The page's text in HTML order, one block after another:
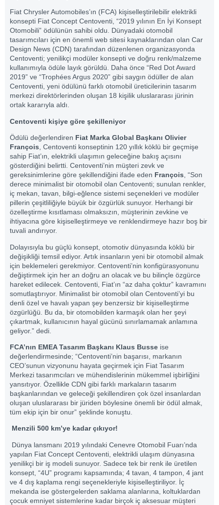
Fiat Chrysler Automobiles’ın (FCA) kişiselleştirilebilir elektrikli
konsepti Fiat Concept Centoventi, “2019 yılının En İyi Konsept
Otomobili” ödülünün sahibi oldu. Dünyadaki otomobil
tasarımcıları için en önemli web sitesi kaynaklarından olan Car
Design News (CDN) tarafından düzenlenen organizasyonda
Centoventi; yenilikçi modüler konsepti ve doğru renk/malzeme
kullanımıyla ödüle layık görüldü. Daha önce “Red Dot Award
2019” ve “Trophées Argus 2020” gibi saygın ödüller de alan
Centoventi, yeni ödülünü farklı otomobil üreticilerinin tasarım
merkezi direktörlerinden oluşan 18 kişilik uluslararası jürinin
ortak kararıyla aldı.
Centoventi kişiye göre şekilleniyor
Ödülü değerlendiren Fiat Marka Global Başkanı Olivier
François , Centoventi konseptinin 120 yıllık köklü bir geçmişe
sahip Fiat’ın, elektrikli ulaşımın geleceğine bakış açısını
gösterdiğini belirtti. Centoventi’nin müşteri zevk ve
gereksinimlerine göre şekillendiğini ifade eden François , “Son
derece minimalist bir otomobil olan Centoventi; sunulan renkler,
iç mekan, tavan, bilgi-eğlence sistemi seçenekleri ve modüler
pillerin çeşitliliğiyle büyük bir özgürlük sunuyor. Herhangi bir
özelleştirme kısıtlaması olmaksızın, müşterinin zevkine ve
ihtiyacına göre kişiselleştirmeye ve renklendirmeye hazır boş bir
tuvali andırıyor.
Dolayısıyla bu güçlü konsept, otomotiv dünyasında köklü bir
değişikliği temsil ediyor. Artık insanların yeni bir otomobil almak
için beklemeleri gerekmiyor. Centoventi’nin konfigürasyonunu
değiştirmek için her an doğru an olacak ve bu bilinçle özgürce
hareket edilecek. Centoventi, Fiat’ın “az daha çoktur” kavramını
somutlaştırıyor. Minimalist bir otomobil olan Centoventi’yi bu
denli özel ve havalı yapan şey benzersiz bir kişiselleştirme
özgürlüğü. Bu da, bir otomobilden karmaşık olan her şeyi
çıkartmak, kullanıcının hayal gücünü sınırlamamak anlamına
geliyor.” dedi.
FCA’nın EMEA Tasarım Başkanı Klaus Busse ise
değerlendirmesinde; “Centoventi’nin başarısı, markanın
CEO’sunun vizyonunu hayata geçirmek için Fiat Tasarım
Merkezi tasarımcıları ve mühendislerinin mükemmel işbirliğini
yansıtıyor. Özellikle CDN gibi farklı markaların tasarım
başkanlarından ve geleceği şekillendiren çok özel insanlardan
oluşan uluslararası bir jüriden böylesine önemli bir ödül almak,
tüm ekip için bir onur” şeklinde konuştu.
Menzili 500 km’ye kadar çıkıyor!
Dünya lansmanı 2019 yılındaki Cenevre Otomobil Fuarı’nda
yapılan Fiat Concept Centoventi, elektrikli ulaşım dünyasına
yenilikçi bir iş modeli sunuyor. Sadece tek bir renk ile üretilen
konsept, “4U” programı kapsamında; 4 tavan, 4 tampon, 4 jant
ve 4 dış kaplama rengi seçenekleriyle kişiselleştiriliyor. İç
mekanda ise göstergelerden saklama alanlarına, koltuklardan
çocuk emniyet sistemlerine kadar birçok iç aksesuar müşteri